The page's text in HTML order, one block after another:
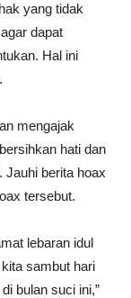
yang tidak
dapat
Hal ini
mengajak
hati dan
Jauhi berita hoax
tersebut.
lebaran idul
sambut hari
bulan suci ini,”